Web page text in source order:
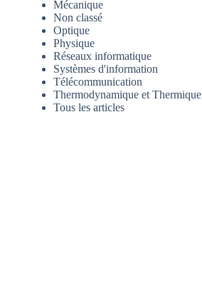
Mécanique
Non classé
Optique
Physique
Réseaux informatique
Systèmes d'information
Télécommunication
Thermodynamique et Thermique
Tous les articles